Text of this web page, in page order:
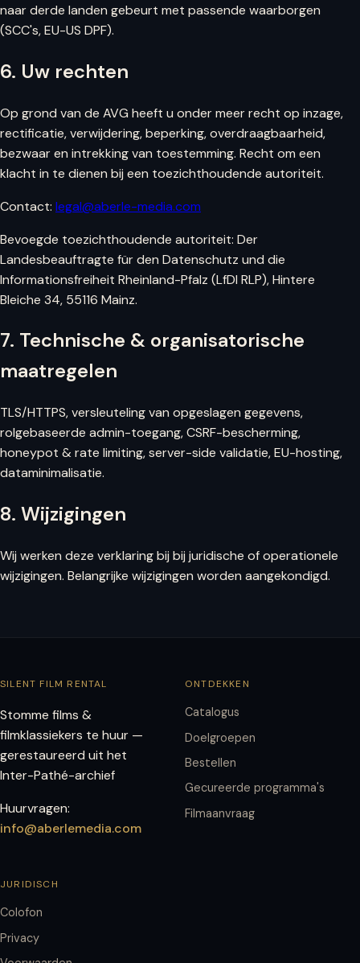
naar derde landen gebeurt met passende waarborgen
(SCC's, EU-US DPF).
6. Uw rechten
Op grond van de AVG heeft u onder meer recht op inzage,
rectificatie, verwijdering, beperking, overdraagbaarheid,
bezwaar en intrekking van toestemming. Recht om een
klacht in te dienen bij een toezichthoudende autoriteit.
Contact: legal@aberle-media.com
Bevoegde toezichthoudende autoriteit: Der
Landesbeauftragte für den Datenschutz und die
Informationsfreiheit Rheinland-Pfalz (LfDI RLP), Hintere
Bleiche 34, 55116 Mainz.
7. Technische & organisatorische
maatregelen
TLS/HTTPS, versleuteling van opgeslagen gegevens,
rolgebaseerde admin-toegang, CSRF-bescherming,
honeypot & rate limiting, server-side validatie, EU-hosting,
dataminimalisatie.
8. Wijzigingen
Wij werken deze verklaring bij bij juridische of operationele
wijzigingen. Belangrijke wijzigingen worden aangekondigd.
SILENT FILM RENTAL
Stomme films &
filmklassiekers te huur —
gerestaureerd uit het
Inter-Pathé-archief
Huurvragen:
info@aberlemedia.com
ONTDEKKEN
Catalogus
Doelgroepen
Bestellen
Gecureerde programma's
Filmaanvraag
JURIDISCH
Colofon
Privacy